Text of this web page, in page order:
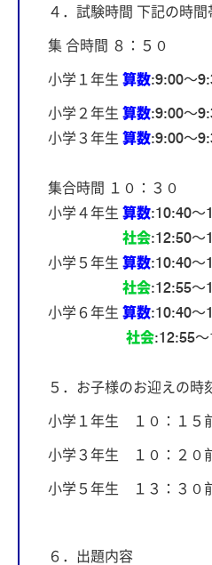
４．試験時間 下記の時間
集 合時間 ８：５０
小学１年生 算数:9:00～
小学２年生 算数:9:00～
小学３年生 算数:9:00～
集合時間 １０：３０
小学４年生 算数:10:40～
社会:12:50～
小学５年生 算数:10:40～
社会:12:55～
小学６年生 算数:10:40～
社会:12:55
５．お子様のお迎えの時
小学１年生 １０：
小学３年生 １０：
小学５年生 １３：
６．出題内容